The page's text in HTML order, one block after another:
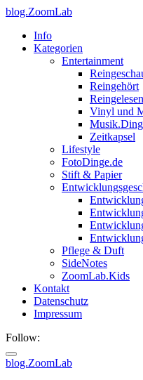
blog.ZoomLab
Info
Kategorien
Entertainment
Reingehört
Reingelesen
Vinyl und
Zeitkapsel
Lifestyle
FotoDinge.de
Stift & Papier
Pflege & Duft
SideNotes
ZoomLab.Kids
Kontakt
Datenschutz
Impressum
Follow:
blog.ZoomLab